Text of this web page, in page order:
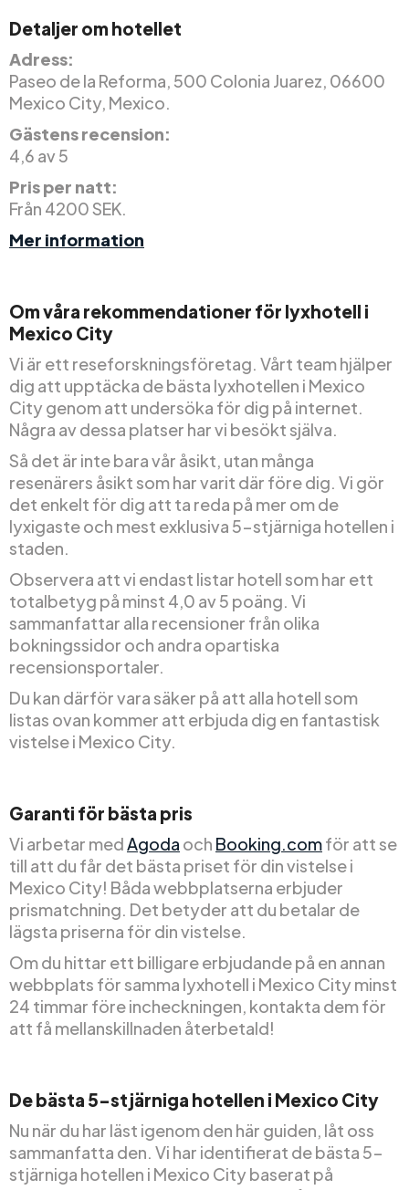
Detaljer om hotellet
Adress:
Paseo de la Reforma, 500 Colonia Juarez, 06600
Mexico City, Mexico.
Gästens recension:
4,6 av 5
Pris per natt:
Från 4200 SEK.
Mer information
Om våra rekommendationer för lyxhotell i
Mexico City
Vi är ett reseforskningsföretag. Vårt team hjälper
dig att upptäcka de bästa lyxhotellen i Mexico
City genom att undersöka för dig på internet.
Några av dessa platser har vi besökt själva.
Så det är inte bara vår åsikt, utan många
resenärers åsikt som har varit där före dig. Vi gör
det enkelt för dig att ta reda på mer om de
lyxigaste och mest exklusiva 5-stjärniga hotellen i
staden.
Observera att vi endast listar hotell som har ett
totalbetyg på minst 4,0 av 5 poäng. Vi
sammanfattar alla recensioner från olika
bokningssidor och andra opartiska
recensionsportaler.
Du kan därför vara säker på att alla hotell som
listas ovan kommer att erbjuda dig en fantastisk
vistelse i Mexico City.
Garanti för bästa pris
Vi arbetar medAgoda och Booking.comför att se
till att du får det bästa priset för din vistelse i
Mexico City! Båda webbplatserna erbjuder
prismatchning. Det betyder att du betalar de
lägsta priserna för din vistelse.
Om du hittar ett billigare erbjudande på en annan
webbplats för samma lyxhotell i Mexico City minst
24 timmar före incheckningen, kontakta dem för
att få mellanskillnaden återbetald!
De bästa 5-stjärniga hotellen i Mexico City
Nu när du har läst igenom den här guiden, låt oss
sammanfatta den. Vi har identifierat de bästa 5-
stjärniga hotellen i Mexico City baserat på